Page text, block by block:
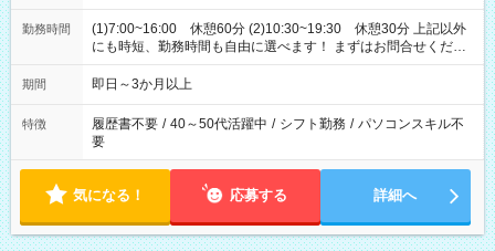
勤務時間
(1)7:00~16:00 休憩60分 (2)10:30~19:30 休憩30分 上記以外
にも時短、勤務時間も自由に選べます！ まずはお問合せくださ
い。
期間 即日～3か月以上
特徴 履歴書不要 / 40～50代活躍中 / シフト勤務 / パソコンスキル不
要
気になる！ 応募する 詳細へ